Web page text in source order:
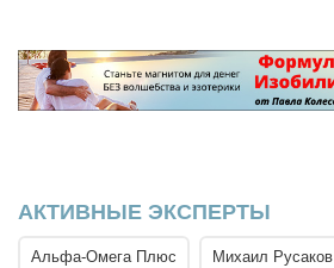
АКТИВНЫЕ ЭКСПЕРТЫ
Альфа-Омега Плюс Михаил Русаков